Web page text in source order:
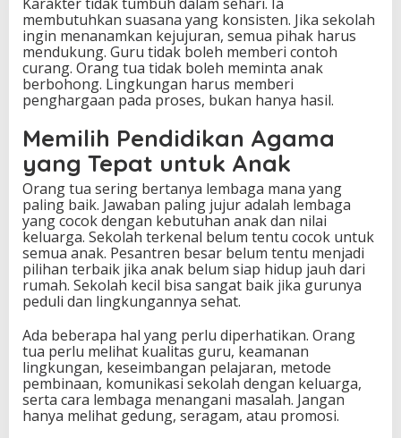
membutuhkan suasana yang konsisten. Jika sekolah
ingin menanamkan kejujuran, semua pihak harus
mendukung. Guru tidak boleh memberi contoh
curang. Orang tua tidak boleh meminta anak
berbohong. Lingkungan harus memberi
penghargaan pada proses, bukan hanya hasil.
Memilih Pendidikan Agama
yang Tepat untuk Anak
Orang tua sering bertanya lembaga mana yang
paling baik. Jawaban paling jujur adalah lembaga
yang cocok dengan kebutuhan anak dan nilai
keluarga. Sekolah terkenal belum tentu cocok untuk
semua anak. Pesantren besar belum tentu menjadi
pilihan terbaik jika anak belum siap hidup jauh dari
rumah. Sekolah kecil bisa sangat baik jika gurunya
peduli dan lingkungannya sehat.
Ada beberapa hal yang perlu diperhatikan. Orang
tua perlu melihat kualitas guru, keamanan
lingkungan, keseimbangan pelajaran, metode
pembinaan, komunikasi sekolah dengan keluarga,
serta cara lembaga menangani masalah. Jangan
hanya melihat gedung, seragam, atau promosi.